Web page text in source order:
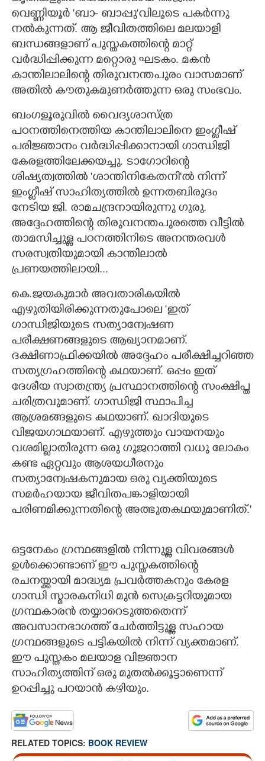
വെണ്ണിയൂർ 'ബാ- ബാപ്പു"വിലൂടെ പകർന്നു
നൽകുന്നത്. ആ ജീവിതത്തിലെ മലയാളി
ബന്ധങ്ങളാണ് പുസ്തകത്തിന്റെ മാറ്റ്
വർദ്ധിപ്പിക്കുന്ന മറ്റൊരു ഘടകം. മകൻ
കാന്തിലാലിന്റെ തിരുവനന്തപുരം വാസമാണ്
അതിൽ കൗതുകമുണർത്തുന്ന ഒരു സംഭവം.
ബംഗളൂരുവിൽ വൈദ്യശാസ്ത്ര
പഠനത്തിനെത്തിയ കാന്തിലാലിനെ ഇംഗ്ലീഷ്
പരിജ്ഞാനം വർദ്ധിപ്പിക്കാനായി ഗാന്ധിജി
കേരളത്തിലേക്കയച്ചു. ടാഗോറിന്റെ
ശിഷ്യത്വത്തിൽ 'ശാന്തിനികേതനി"ൽ നിന്ന്
ഇംഗ്ലീഷ് സാഹിത്യത്തിൽ ഉന്നതബിരുദം
നേടിയ ജി. രാമചന്ദ്രനായിരുന്നു ഗുരു.
അദ്ദേഹത്തിന്റെ തിരുവനന്തപുരത്തെ വീട്ടിൽ
താമസിച്ചുള്ള പഠനത്തിനിടെ അനന്തരവൾ
സരസ്വതിയുമായി കാന്തിലാൽ
പ്രണയത്തിലായി...
കെ.ജയകുമാർ അവതാരികയിൽ
എഴുതിയിരിക്കുന്നതുപോലെ 'ഇത്
ഗാന്ധിജിയുടെ സത്യാന്വേഷണ
പരീക്ഷണങ്ങളുടെ ആഖ്യാനമാണ്.
ദക്ഷിണാഫ്രിക്കയിൽ അദ്ദേഹം പരീക്ഷിച്ചറിഞ്ഞ
സത്യഗ്രഹത്തിന്റെ കഥയാണ്. ഒപ്പം ഇത്
ദേശീയ സ്വാതന്ത്ര്യ പ്രസ്ഥാനത്തിന്റെ സംക്ഷിപ്ത
ചരിത്രവുമാണ്. ഗാന്ധിജി സ്ഥാപിച്ച
ആശ്രമങ്ങളുടെ കഥയാണ്. ഖാദിയുടെ
വിജയഗാഥയാണ്. എഴുത്തും വായനയും
വശമില്ലാതിരുന്ന ഒരു ഗുജറാത്തി വധു ലോകം
കണ്ട ഏറ്റവും ആശയധീരനും
സത്യാന്വേഷകനുമായ ഒരു വ്യക്തിയുടെ
സമർഹയായ ജീവിതപങ്കാളിയായി
പരിണമിക്കുന്നതിന്റെ അത്ഭുതകഥയുമാണിത്."
ഒട്ടനേകം ഗ്രന്ഥങ്ങളിൽ നിന്നുള്ള വിവരങ്ങൾ
ഉൾക്കൊണ്ടാണ് ഈ പുസ്തകത്തിന്റെ
രചനയ്ക്കായി മാദ്ധ്യമ പ്രവർത്തകനും കേരള
ഗാന്ധി സ്മാരകനിധി മുൻ സെക്രട്ടറിയുമായ
ഗ്രന്ഥകാരൻ തയ്യാറെടുത്തതെന്ന്
അവസാനഭാഗത്ത് ചേർത്തിട്ടുള്ള സഹായ
ഗ്രന്ഥങ്ങളുടെ പട്ടികയിൽ നിന്ന് വ്യക്തമാണ്.
ഈ പുസ്തകം മലയാള വിജ്ഞാന
സാഹിത്യത്തിന് ഒരു മുതൽക്കൂട്ടാണെന്ന്
ഉറപ്പിച്ചു പറയാൻ കഴിയും.
RELATED TOPICS: BOOK REVIEW